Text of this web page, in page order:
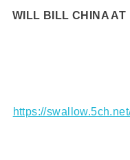
WILL BILL CHINA AT
https://